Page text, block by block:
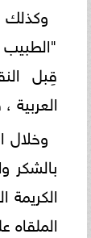
وكذلك
قِبل
وخلال
بالشكر
الملقاه